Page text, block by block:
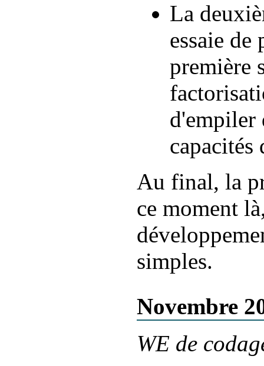
La
essaie de
première
d'empiler
capacités
Au final, la
ce moment
simples.
Novembre
WE de